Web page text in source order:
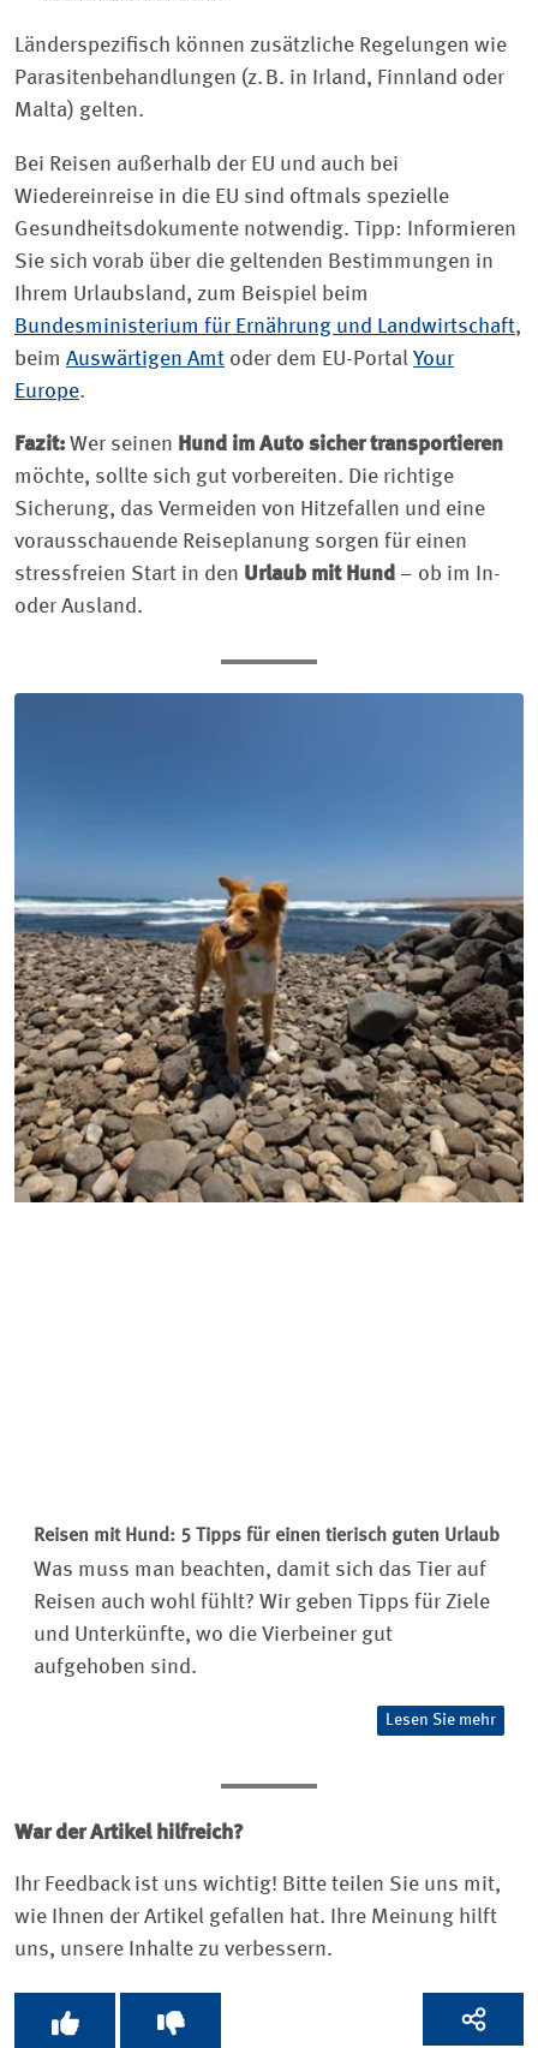
Länderspezifisch können zusätzliche Regelungen wie
Parasitenbehandlungen (z. B. in Irland, Finnland oder
Malta) gelten.
Bei Reisen außerhalb der EU und auch bei
Wiedereinreise in die EU sind oftmals spezielle
Gesundheitsdokumente notwendig. Tipp: Informieren
Sie sich vorab über die geltenden Bestimmungen in
Ihrem Urlaubsland, zum Beispiel beim
Bundesministerium für Ernährung und Landwirtschaft,
beim Auswärtigen Amt oder dem EU-Portal Your
Europe.
Fazit: Wer seinen Hund im Auto sicher transportieren
möchte, sollte sich gut vorbereiten. Die richtige
Sicherung, das Vermeiden von Hitzefallen und eine
vorausschauende Reiseplanung sorgen für einen
stressfreien Start in den Urlaub mit Hund – ob im In-
oder Ausland.
Reisen mit Hund: 5 Tipps für einen tierisch guten Urlaub
Was muss man beachten, damit sich das Tier auf
Reisen auch wohl fühlt? Wir geben Tipps für Ziele
und Unterkünfte, wo die Vierbeiner gut
aufgehoben sind.
Lesen Sie mehr
War der Artikel hilfreich?
Ihr Feedback ist uns wichtig! Bitte teilen Sie uns mit,
wie Ihnen der Artikel gefallen hat. Ihre Meinung hilft
uns, unsere Inhalte zu verbessern.